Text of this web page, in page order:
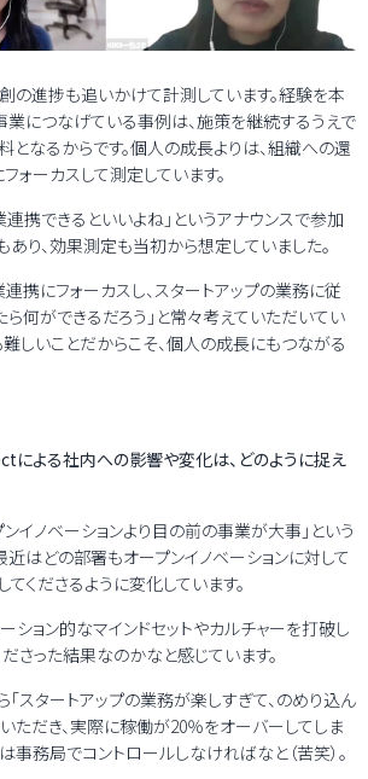
の進捗も追いかけて計測しています。経験を本
業につなげている事例は、施策を継続するうえで
となるからです。個人の成長よりは、組織への還
ォーカスして測定しています。
連携できるといいよね」というアナウンスで参加
あり、効果測定も当初から想定していました。
携にフォーカスし、スタートアップの業務に従
ら何ができるだろう」と常々考えていただいてい
難しいことだからこそ、個人の成長にもつながる
による社内への影響や変化は、どのように捉え
イノベーションより目の前の事業が大事」という
近はどの部署もオープンイノベーションに対して
くださるように変化しています。
ション的なマインドセットやカルチャーを打破し
さった結果なのかなと感じています。
スタートアップの業務が楽しすぎて、のめり込ん
ただき、実際に稼働が20％をオーバーしてしま
事務局でコントロールしなければなと（苦笑）。